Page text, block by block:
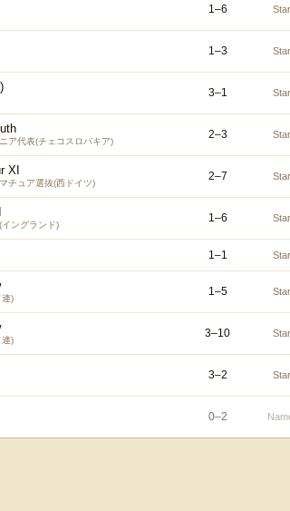
1–6
1–3
3–1
ア代表(チェコスロバキア)
2–3
XI
チュア選抜(西ドイツ)
2–7
ングランド)
1–6
1–1
連)
1–5
連)
3–10
3–2
0–2